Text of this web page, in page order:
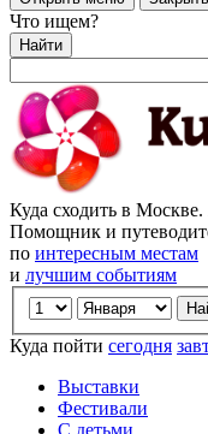
Что ищем?
Найти
Куда сходить в
Помощник и
по интересным местам
и лучшим событиям
Куда пойти сегодня
Выставки
Фестивали
С детьми